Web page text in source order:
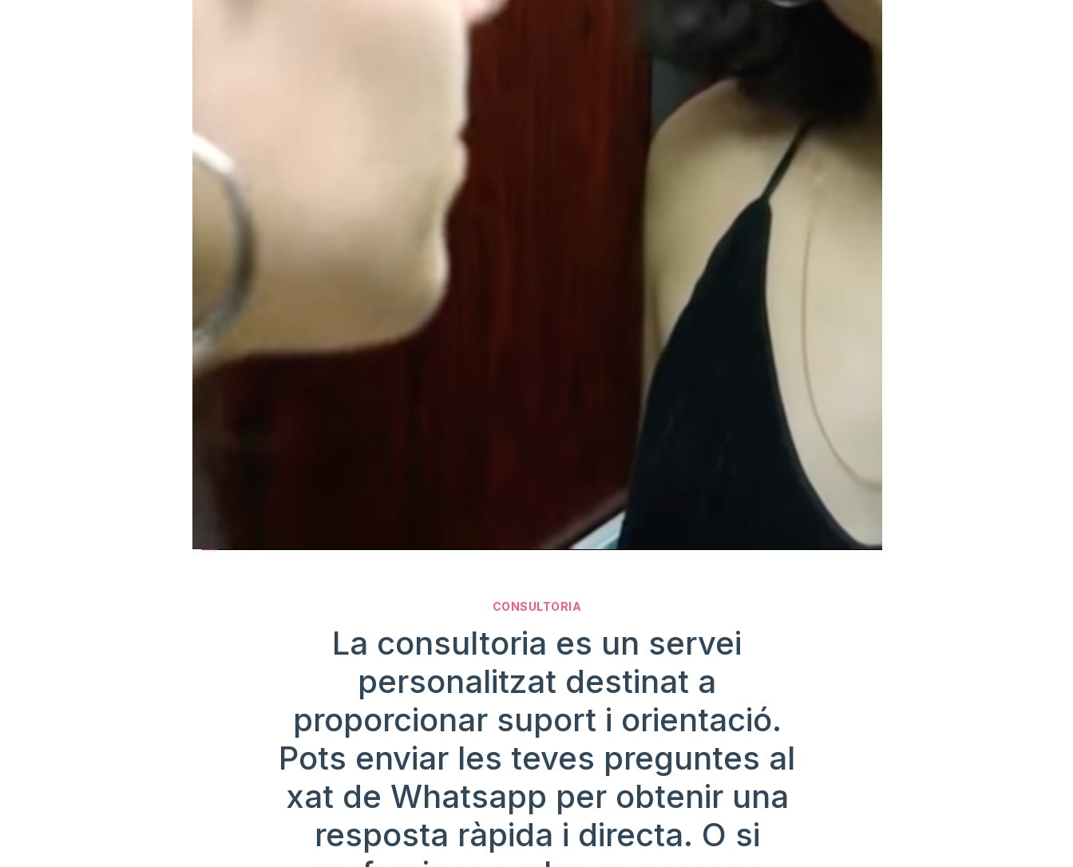
CONSULTORIA
La consultoria es un servei
personalitzat destinat a
proporcionar suport i orientació.
Pots enviar les teves preguntes al
xat de Whatsapp per obtenir una
resposta ràpida i directa. O si